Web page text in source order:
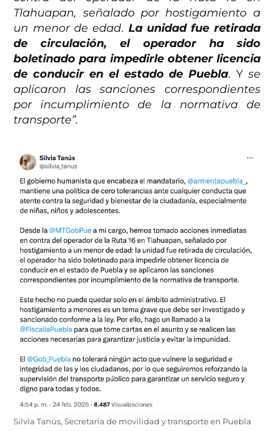
Tlahuapan, señalado por hostigamiento a
un menor de edad. La unidad fue retirada
de circulación, el operador ha sido
boletinado para impedirle obtener licencia
de conducir en el estado de Puebla. Yse
aplicaron las sanciones correspondientes
por incumplimiento de la normativa de
transporte”.
Silvia Tanús, Secretaria de movilidad y transporte en Puebla